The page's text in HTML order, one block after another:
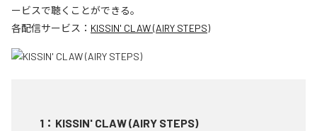
ービスで聴くことができる。
各配信サービス： KISSIN' CLAW (AIRY STEPS)
1 ： KISSIN' CLAW (AIRY STEPS)